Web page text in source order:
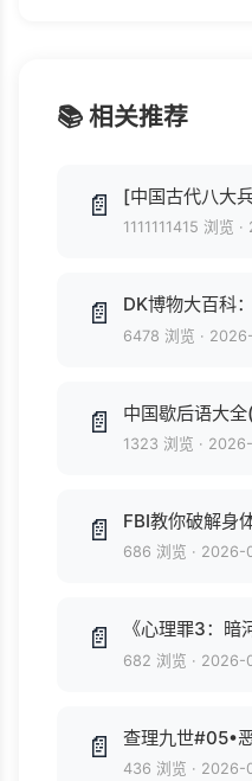
📚 相关推荐
📄 [中国古代八大
1111111415 浏览 ·
📄 DK博物大百科
6478 浏览 ·
📄 中国歇后语大
1323 浏览 ·
📄 FBI教你破解身
686 浏览 · 2026-
📄 《心理罪3：
682 浏览 · 2026-
📄 查理九世#05•
436 浏览 · 2026-